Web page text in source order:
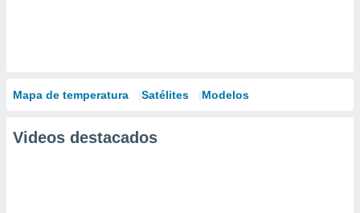
Mapa de temperatura Satélites Modelos
Videos destacados